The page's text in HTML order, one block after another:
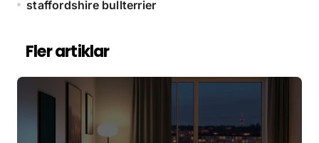
staffordshire bullterrier
Fler artiklar